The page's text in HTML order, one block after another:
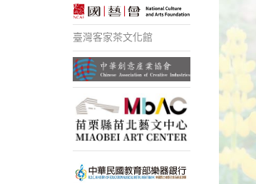
臺灣客家茶文化館